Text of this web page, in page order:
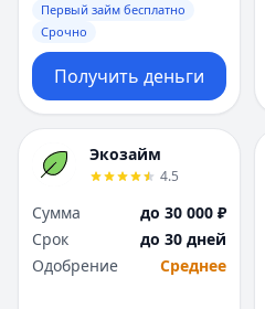
Первый займ бесплатно
Срочно
Получить деньги
Экозайм
4.5
Сумма
до 30 000 ₽
Срок
до 30 дней
Одобрение
Среднее